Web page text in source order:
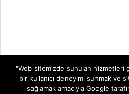
"Web sitemizde sunulan hizmetleri
bir kullanıcı deneyimi sunmak ve
sağlamak amacıyla Google